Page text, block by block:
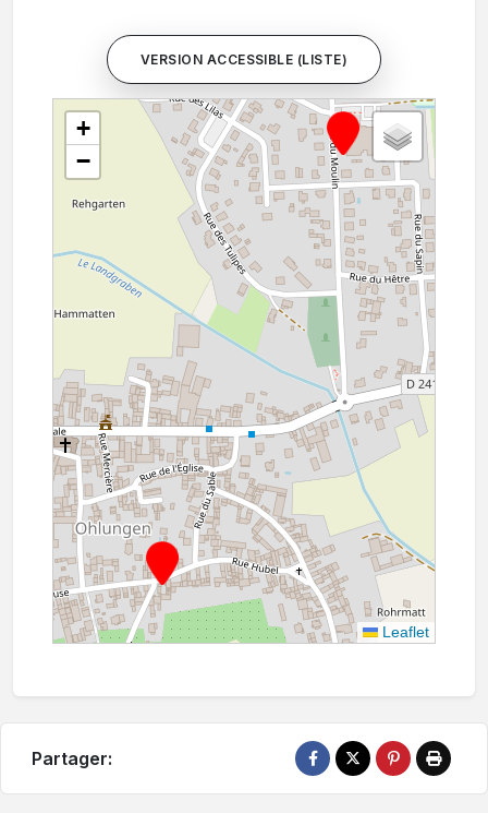
VERSION ACCESSIBLE (LISTE)
+
−
Leaflet
Partager: